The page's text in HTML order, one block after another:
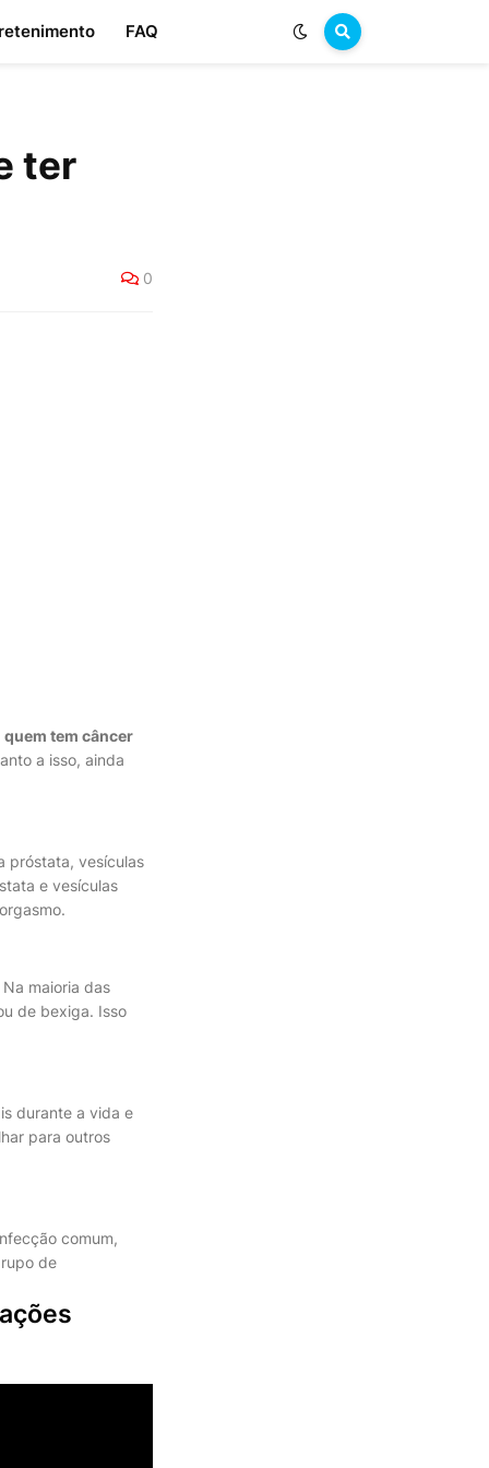
FAQ
ter
0
quem tem câncer
a isso, ainda
próstata, vesículas
e vesículas
maioria das
de bexiga. Isso
durante a vida e
para outros
comum,
de